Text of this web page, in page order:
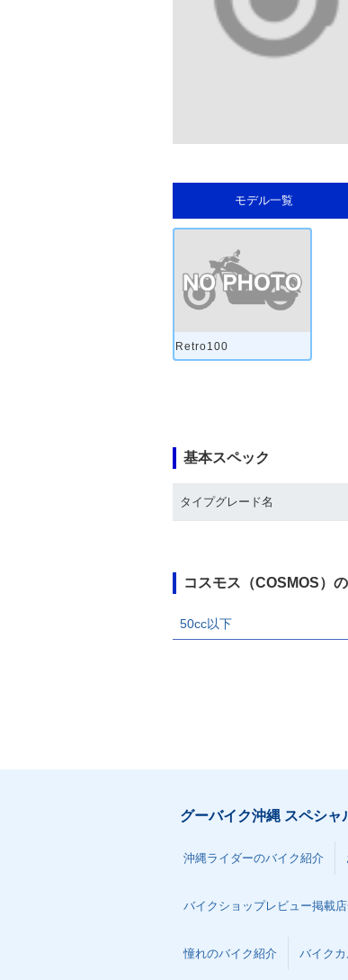
モデル一覧
Retro100
基本スペック
タイプグレード名
コスモス（COSMOS）
50cc以下
グーバイク沖縄 スペシャ
沖縄ライダーのバイク紹介
バイクショップレビュー掲載
憧れのバイク紹介 バイク